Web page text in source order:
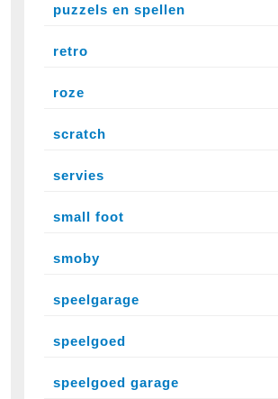
puzzels en spellen
retro
roze
scratch
servies
small foot
smoby
speelgarage
speelgoed
speelgoed garage